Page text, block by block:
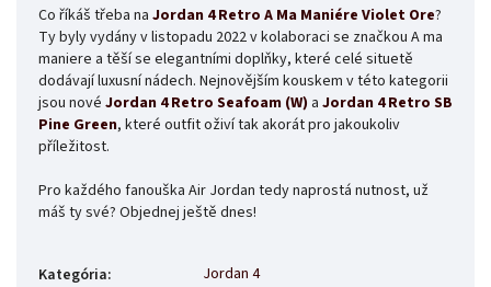
Co říkáš třeba na Jordan 4 Retro A Ma Maniére Violet Ore?
Ty byly vydány v listopadu 2022 v kolaboraci se značkou A ma
maniere a těší se elegantními doplňky, které celé situetě
dodávají luxusní nádech. Nejnovějším kouskem v této kategorii
jsou nové Jordan 4 Retro Seafoam (W) a Jordan 4 Retro SB
Pine Green, které outfit oživí tak akorát pro jakoukoliv
příležitost.
Pro každého fanouška Air Jordan tedy naprostá nutnost, už
máš ty své? Objednej ještě dnes!
Kategória:
Jordan 4